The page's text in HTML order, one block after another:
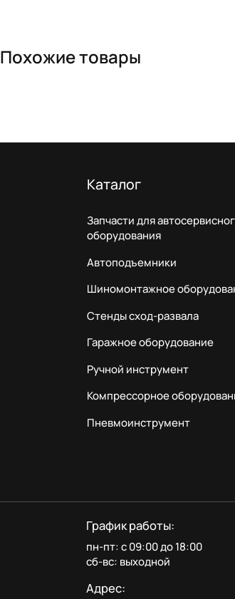
Похожие товары
Каталог
Запчасти для
оборудования
Автоподъемники
Шиномонтажное
Стенды сход-развала
Гаражное оборудование
Ручной инструмент
Компрессорное
Пневмоинструмент
График работы:
пн-пт: с 09:00 до 18:00
сб-вс: выходной
Адрес: